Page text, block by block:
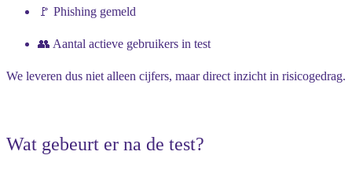
🚩 Phishing gemeld
👥 Aantal actieve gebruikers in test
We leveren dus niet alleen cijfers, maar direct inzicht in risicogedrag.
Wat gebeurt er na de test?